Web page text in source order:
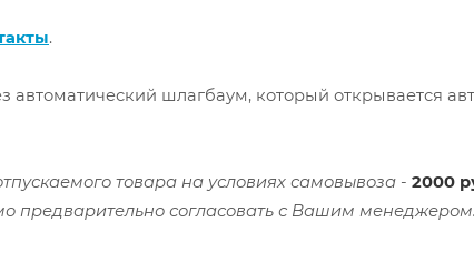
.
автоматический шлагбаум, который открывается
товара на условиях самовывоза - 2000
предварительно согласовать с Вашим менеджером.